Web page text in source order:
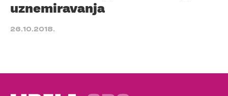
uznemiravanja
26.10.2018.